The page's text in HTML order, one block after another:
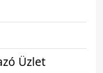
Üzlet